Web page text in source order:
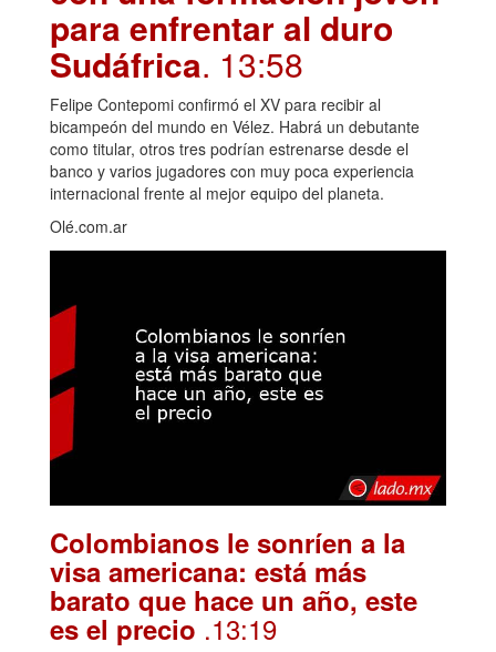
para enfrentar al duro
Sudáfrica. 13:58
Felipe Contepomi confirmó el XV para recibir al
bicampeón del mundo en Vélez. Habrá un debutante
como titular, otros tres podrían estrenarse desde el
banco y varios jugadores con muy poca experiencia
internacional frente al mejor equipo del planeta.
Olé.com.ar
Colombianos le sonríen a la
visa americana: está más
barato que hace un año, este
es el precio .13:19